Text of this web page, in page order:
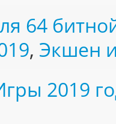
64
, Экшен
2019